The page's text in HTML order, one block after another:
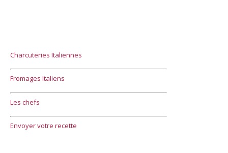
Charcuteries Italiennes
Fromages Italiens
Les chefs
Envoyer votre recette